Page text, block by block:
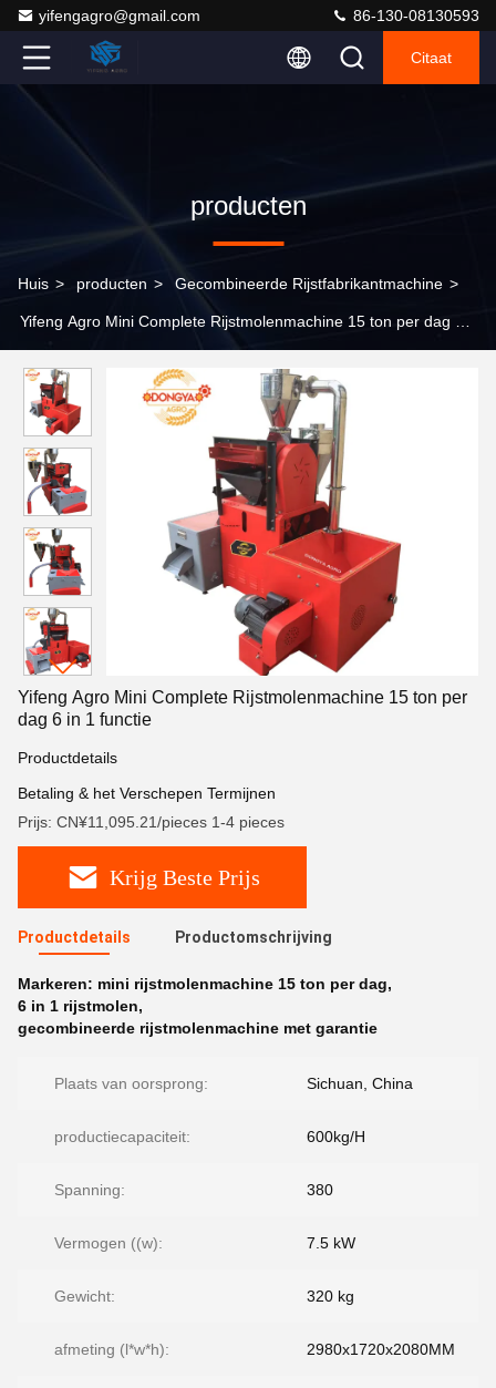
yifengagro@gmail.com 86-130-08130593
Citaat
producten
Huis > producten > Gecombineerde Rijstfabrikantmachine >
Yifeng Agro Mini Complete Rijstmolenmachine 15 ton per dag 6 in
Yifeng Agro Mini Complete Rijstmolenmachine 15 ton per
dag 6 in 1 functie
Productdetails
Betaling & het Verschepen Termijnen
Prijs: CN¥11,095.21/pieces 1-4 pieces
Krijg Beste Prijs
Productdetails Productomschrijving
Markeren: mini rijstmolenmachine 15 ton per dag,
6 in 1 rijstmolen,
gecombineerde rijstmolenmachine met garantie
Plaats van oorsprong: Sichuan, China
productiecapaciteit: 600kg/H
Spanning: 380
Vermogen ((w): 7.5 kW
Gewicht: 320 kg
afmeting (l*w*h): 2980x1720x2080MM